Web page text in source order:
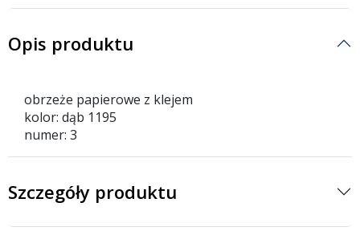
Opis produktu
obrzeże papierowe z klejem
kolor: dąb 1195
numer: 3
Szczegóły produktu